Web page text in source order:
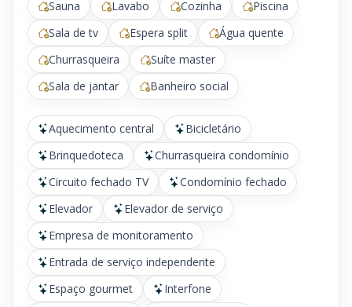
Sauna Lavabo Cozinha
Piscina
Sala de tv
Espera split
Água quente
Churrasqueira
Suíte master
Sala de jantar
Banheiro social
Aquecimento central
Bicicletário
Brinquedoteca
Churrasqueira condomínio
Circuito fechado TV
Condomínio fechado
Elevador
Elevador de serviço
Empresa de monitoramento
Entrada de serviço independente
Espaço gourmet
Interfone